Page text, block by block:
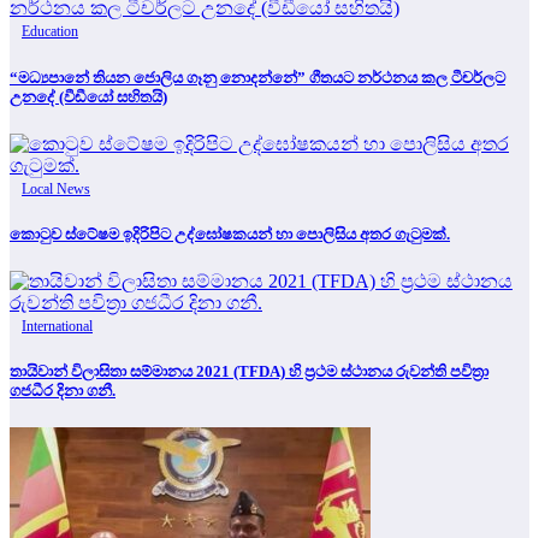
Education
“මධ්‍යපානේ තියන ජොලිය ගෑනු නොදන්නේ” ගීතයට නර්ථනය කල ටීචර්ලට
උනදේ (වීඩීයෝ සහිතයි)
Local News
කොටුව ස්ටේෂම ඉදිරිපිට උද්ඝෝෂකයන් හා පොලිසිය අතර ගැටුමක්.
International
තායිවාන් විලාසිතා සම්මානය 2021 (TFDA) හි ප්‍රථම ස්ථානය රුවන්ති පවිත්‍රා
ගජධීර දිනා ගනී.